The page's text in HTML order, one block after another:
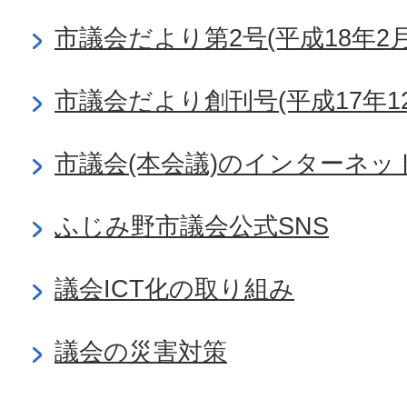
市議会だより第2号(平成18年2
市議会だより創刊号(平成17年
市議会(本会議)のインターネッ
ふじみ野市議会公式SNS
議会ICT化の取り組み
議会の災害対策